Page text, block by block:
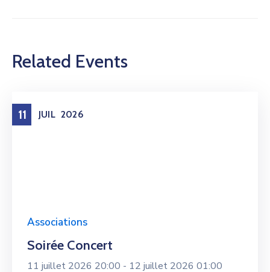
Related Events
11 JUIL 2026
Associations
Soirée Concert
11 juillet 2026 20:00 - 12 juillet 2026 01:00